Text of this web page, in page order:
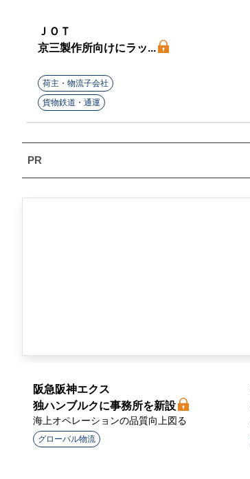
ＪＯＴ
京三製作所向けにラッ...
荷主・物流子会社
貨物鉄道・通運
阪急阪神エクス
独ハンブルクに事務所を新設
海上オペレーションの品質向上図る
グローバル物流